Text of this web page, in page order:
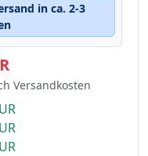
in ca. 2-3
Versandkosten